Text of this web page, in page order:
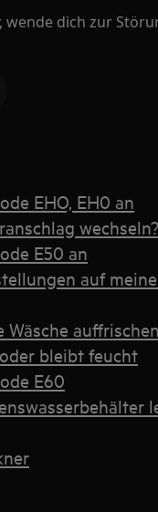
dich zur
EHO, EH0 an
wechseln?
E50 an
auf
bleibt feucht
E60